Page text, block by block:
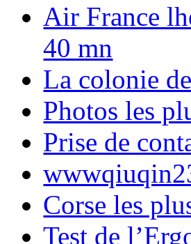
Air France
40 mn
La colonie
Photos les
Prise de
Corse les
Test de